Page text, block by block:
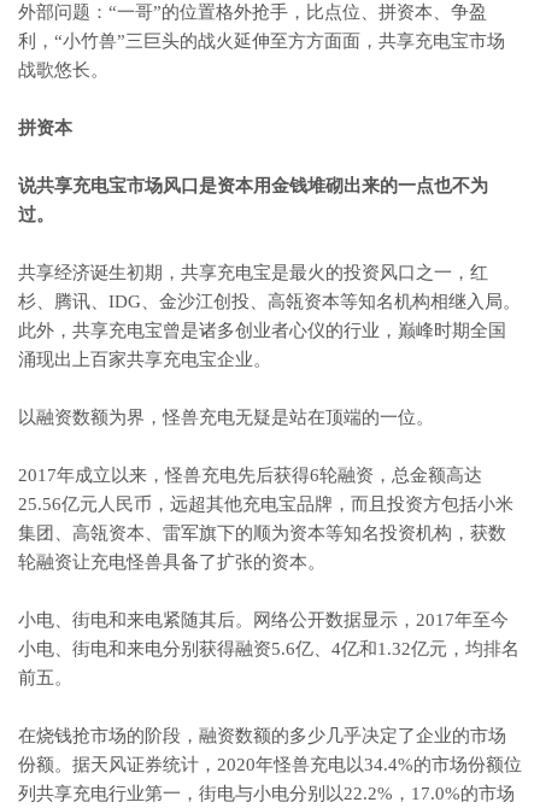
外部问题：“一哥”的位置格外抢手，比点位、拼资本、争盈
利，“小竹兽”三巨头的战火延伸至方方面面，共享充电宝市场
战歌悠长。
拼资本
说共享充电宝市场风口是资本用金钱堆砌出来的一点也不为
过。
共享经济诞生初期，共享充电宝是最火的投资风口之一，红
杉、腾讯、IDG、金沙江创投、高瓴资本等知名机构相继入局。
此外，共享充电宝曾是诸多创业者心仪的行业，巅峰时期全国
涌现出上百家共享充电宝企业。
以融资数额为界，怪兽充电无疑是站在顶端的一位。
2017年成立以来，怪兽充电先后获得6轮融资，总金额高达
25.56亿元人民币，远超其他充电宝品牌，而且投资方包括小米
集团、高瓴资本、雷军旗下的顺为资本等知名投资机构，获数
轮融资让充电怪兽具备了扩张的资本。
小电、街电和来电紧随其后。网络公开数据显示，2017年至今
小电、街电和来电分别获得融资5.6亿、4亿和1.32亿元，均排名
前五。
在烧钱抢市场的阶段，融资数额的多少几乎决定了企业的市场
份额。据天风证券统计，2020年怪兽充电以34.4%的市场份额位
列共享充电行业第一，街电与小电分别以22.2%，17.0%的市场